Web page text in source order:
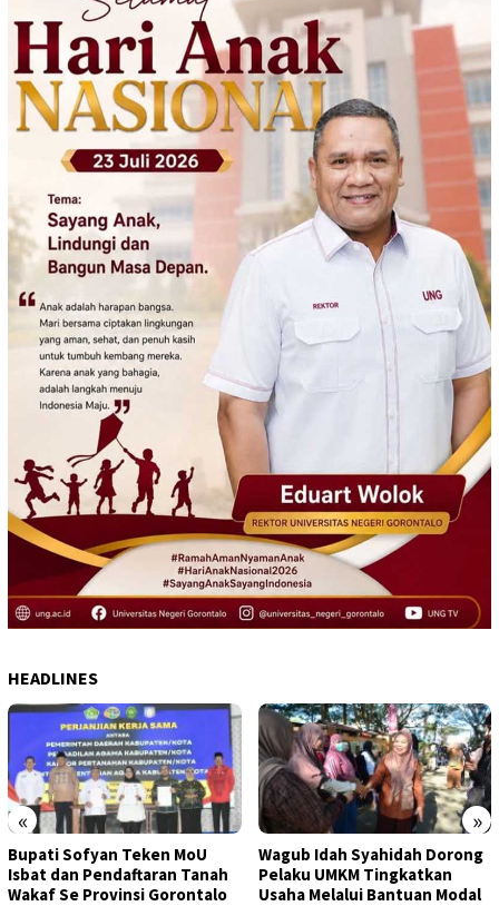
HEADLINES
« »
Bupati Sofyan Teken MoU
Isbat dan Pendaftaran Tanah
Wakaf Se Provinsi Gorontalo
Wagub Idah Syahidah Dorong
Pelaku UMKM Tingkatkan
Usaha Melalui Bantuan Modal